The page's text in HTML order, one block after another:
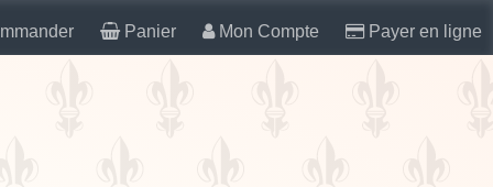
Panier Mon Compte Payer en ligne